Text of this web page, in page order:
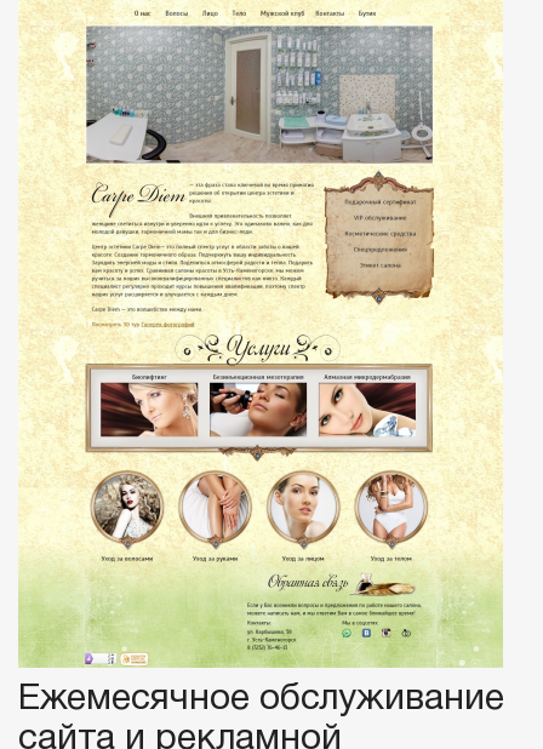
Ежемесячное обслуживание
сайта и рекламной